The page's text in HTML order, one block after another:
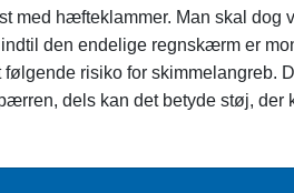
med hæfteklammer. Man skal
den endelige regnskærm er
risiko for skimmelangreb.
dels kan det betyde støj, der